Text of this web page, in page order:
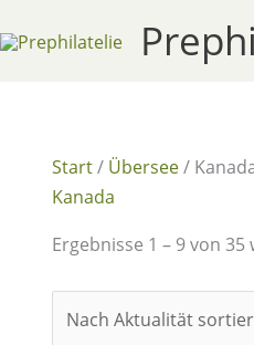
Inhalt
Start/ Übersee/
Kanada
Ergebnisse 1 – 9 von